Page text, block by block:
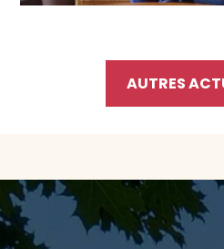
AUTRES